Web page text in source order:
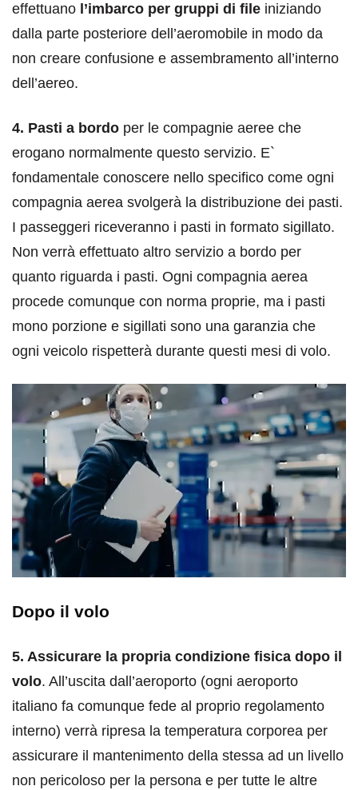
effettuano l’imbarco per gruppi di file iniziando
dalla parte posteriore dell’aeromobile in modo da
non creare confusione e assembramento all’interno
dell’aereo.
4. Pasti a bordo per le compagnie aeree che
erogano normalmente questo servizio. E`
fondamentale conoscere nello specifico come ogni
compagnia aerea svolgerà la distribuzione dei pasti.
I passeggeri riceveranno i pasti in formato sigillato.
Non verrà effettuato altro servizio a bordo per
quanto riguarda i pasti. Ogni compagnia aerea
procede comunque con norma proprie, ma i pasti
mono porzione e sigillati sono una garanzia che
ogni veicolo rispetterà durante questi mesi di volo.
Dopo il volo
5. Assicurare la propria condizione fisica dopo il
volo. All’uscita dall’aeroporto (ogni aeroporto
italiano fa comunque fede al proprio regolamento
interno) verrà ripresa la temperatura corporea per
assicurare il mantenimento della stessa ad un livello
non pericoloso per la persona e per tutte le altre